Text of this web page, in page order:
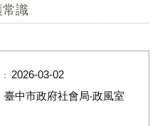
識
2026-03-02
臺中市政府社會局‧政風室